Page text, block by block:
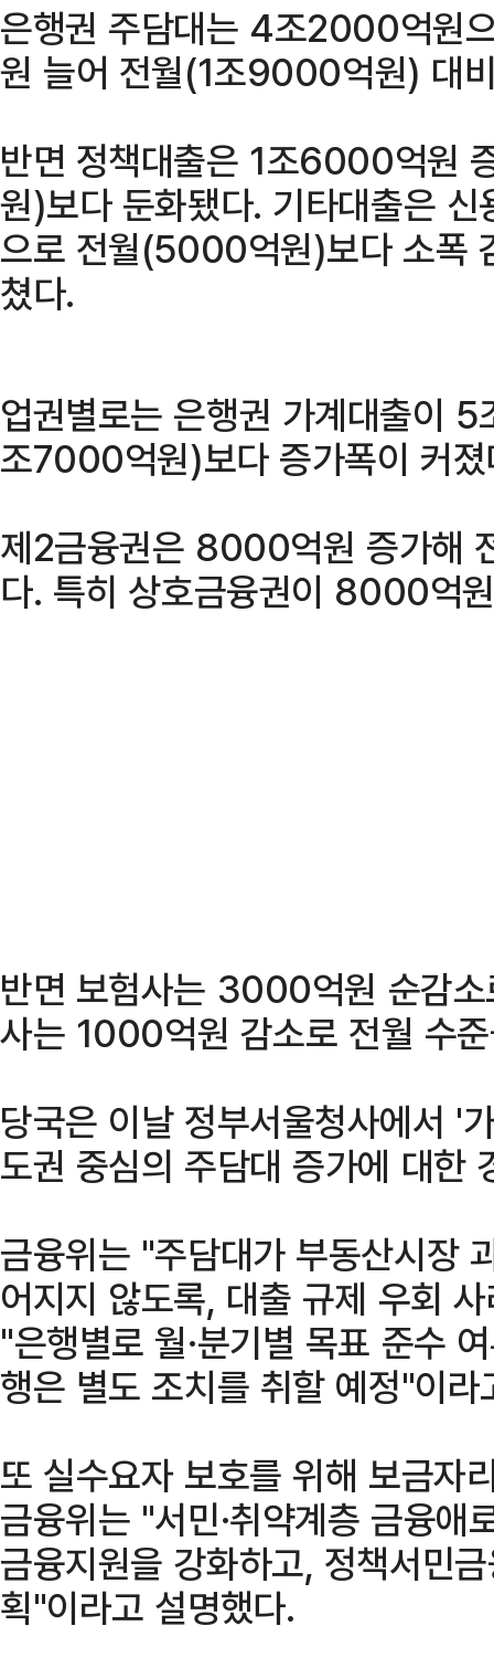
은행권 주담대는 4조2000억원
원 늘어 전월(1조9000억원) 대
반면 정책대출은 1조6000억원
원)보다 둔화됐다. 기타대출은
으로 전월(5000억원)보다 소폭
쳤다.
업권별로는 은행권 가계대출이
조7000억원)보다 증가폭이 커
제2금융권은 8000억원 증가해
다. 특히 상호금융권이 8000억
반면 보험사는 3000억원 순감
사는 1000억원 감소로 전월 수
당국은 이날 정부서울청사에서 '
도권 중심의 주담대 증가에 대한
금융위는 "주담대가 부동산시장
어지지 않도록, 대출 규제 우회
"은행별로 월·분기별 목표 준수
행은 별도 조치를 취할 예정"이라
또 실수요자 보호를 위해 보금자
금융위는 "서민·취약계층 금융애
금융지원을 강화하고, 정책서민
획"이라고 설명했다.